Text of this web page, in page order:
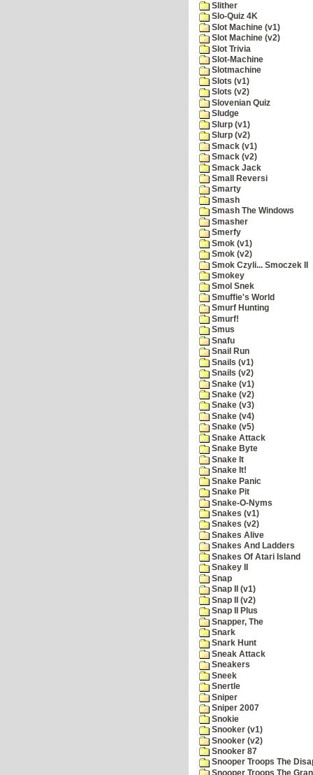
Slither
Slo-Quiz 4K
Slot Machine (v1)
Slot Machine (v2)
Slot Trivia
Slot-Machine
Slotmachine
Slots (v1)
Slots (v2)
Slovenian Quiz
Sludge
Slurp (v1)
Slurp (v2)
Smack (v1)
Smack (v2)
Smack Jack
Small Reversi
Smarty
Smash
Smash The Windows
Smasher
Smerfy
Smok (v1)
Smok (v2)
Smok Czyli... Smoczek II
Smokey
Smol Snek
Smuffie's World
Smurf Hunting
Smurf!
Smus
Snafu
Snail Run
Snails (v1)
Snails (v2)
Snake (v1)
Snake (v2)
Snake (v3)
Snake (v4)
Snake (v5)
Snake Attack
Snake Byte
Snake It
Snake It!
Snake Panic
Snake Pit
Snake-O-Nyms
Snakes (v1)
Snakes (v2)
Snakes Alive
Snakes And Ladders
Snakes Of Atari Island
Snakey II
Snap
Snap II (v1)
Snap II (v2)
Snap II Plus
Snapper, The
Snark
Snark Hunt
Sneak Attack
Sneakers
Sneek
Snertle
Sniper
Sniper 2007
Snokie
Snooker (v1)
Snooker (v2)
Snooker 87
Snooper Troops The
Snooper Troops The